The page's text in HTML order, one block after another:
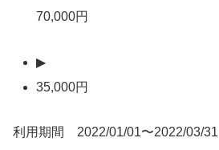
70,000円
▶
35,000円
利用期間 2022/01/01〜2022/03/31